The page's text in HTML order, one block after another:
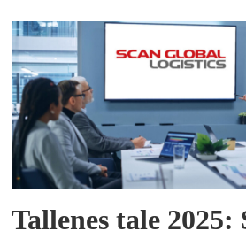
Tallenes tale 2025: